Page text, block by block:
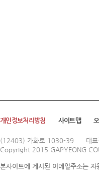
개인정보처리방침 사이트맵
(12403) 가화로 1030-39
대
Copyright 2015 GAPYEONG
본사이트에 게시된 이메일주소는